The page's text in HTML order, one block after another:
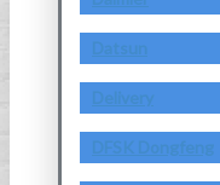
Datsun
Delivery
DFSK Dongfeng